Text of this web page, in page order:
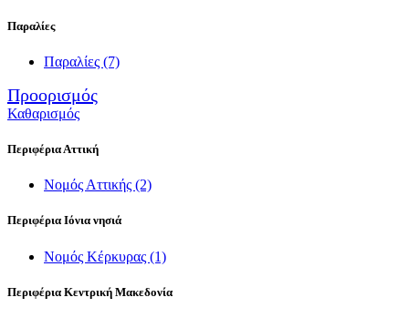
Παραλίες
Παραλίες (7)
Προορισμός
Καθαρισμός
Περιφέρια Αττική
Νομός Αττικής (2)
Περιφέρια Ιόνια νησιά
Νομός Κέρκυρας (1)
Περιφέρια Κεντρική Μακεδονία